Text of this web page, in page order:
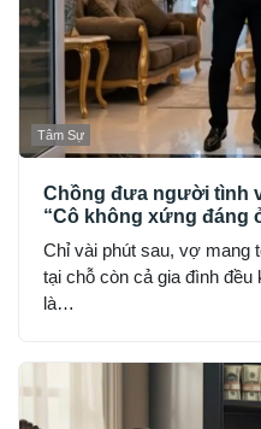
Tâm Sự
Chồng đưa người tình
“Cô không xứng đáng
Chỉ vài phút sau, vợ mang
tại chỗ còn cả gia đình đều
là…